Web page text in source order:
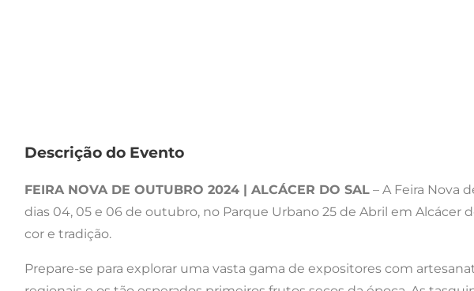
Descrição do Evento
FEIRA NOVA DE OUTUBRO 2024 | ALCÁCER DO SAL – A Feira Nova
dias 04, 05 e 06 de outubro, no Parque Urbano 25 de Abril em Alcácer
cor e tradição.
Prepare-se para explorar uma vasta gama de expositores com